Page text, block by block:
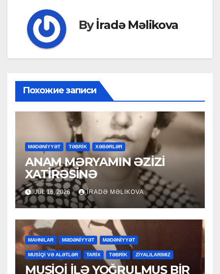
Byİradə Məlikova
Похожие записи
MƏDƏNİYYƏT TƏBRİK XƏBƏRLƏR
ANAM MƏRYAMIN ƏZİZİ
XATİRƏSİNƏ
JUL 16, 2026 İRADƏ MƏLIKOVA
MAHNILAR MƏDƏNİYYƏT MƏDƏNİYYƏT
MUSİQİ VƏ ALƏTLƏR TARİX TƏBRİK ZİYALILARIMIZ
MUSİQİ İLƏ YOĞRULMUŞ BİR